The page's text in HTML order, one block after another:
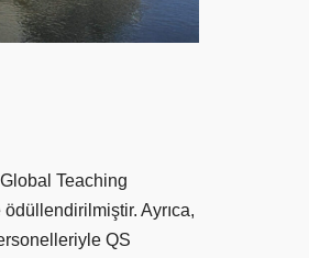
Teaching
Ayrıca,
QS